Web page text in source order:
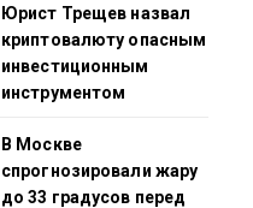
Юрист Трещев назвал
криптовалюту опасным
инвестиционным
инструментом
В Москве
спрогнозировали жару
до 33 градусов перед